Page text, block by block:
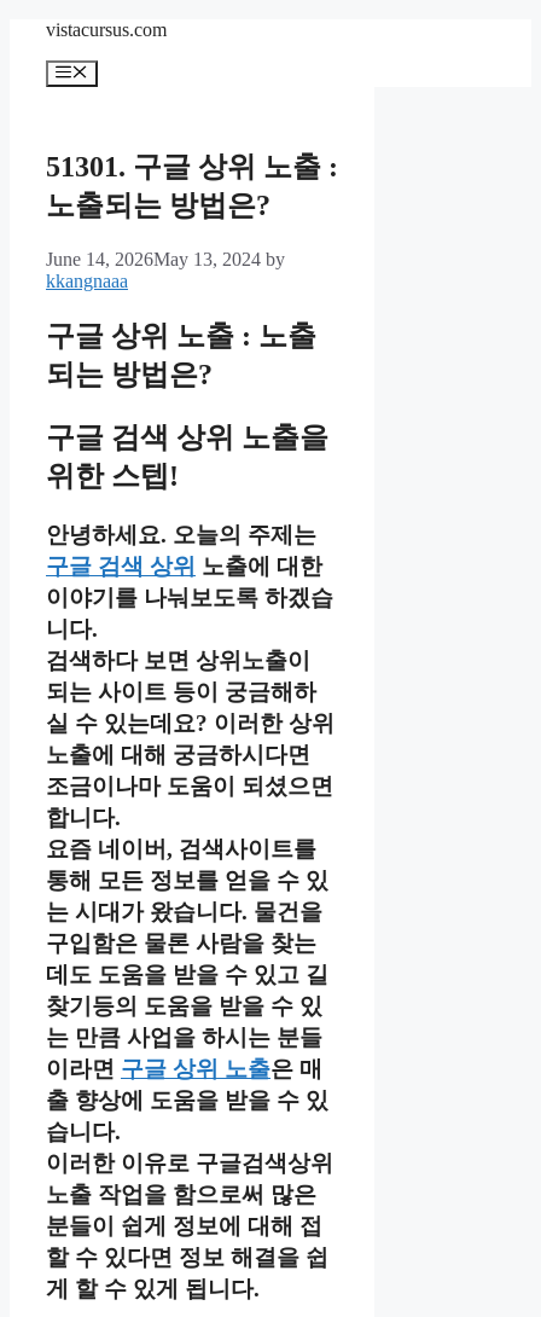
content
vistacursus.com
Menu
51301. 구글 상위 노출 :
노출되는 방법은?
June 14, 2026May 13, 2024 by
kkangnaaa
구글 상위 노출 : 노출
되는 방법은?
구글 검색 상위 노출을
위한 스텝!
안녕하세요. 오늘의 주제는
구글 검색 상위 노출에 대한
이야기를 나눠보도록 하겠습
니다.
검색하다 보면 상위노출이
되는 사이트 등이 궁금해하
실 수 있는데요? 이러한 상위
노출에 대해 궁금하시다면
조금이나마 도움이 되셨으면
합니다.
요즘 네이버, 검색사이트를
통해 모든 정보를 얻을 수 있
는 시대가 왔습니다. 물건을
구입함은 물론 사람을 찾는
데도 도움을 받을 수 있고 길
찾기등의 도움을 받을 수 있
는 만큼 사업을 하시는 분들
이라면 구글 상위 노출은 매
출 향상에 도움을 받을 수 있
습니다.
이러한 이유로 구글검색상위
노출 작업을 함으로써 많은
분들이 쉽게 정보에 대해 접
할 수 있다면 정보 해결을 쉽
게 할 수 있게 됩니다.